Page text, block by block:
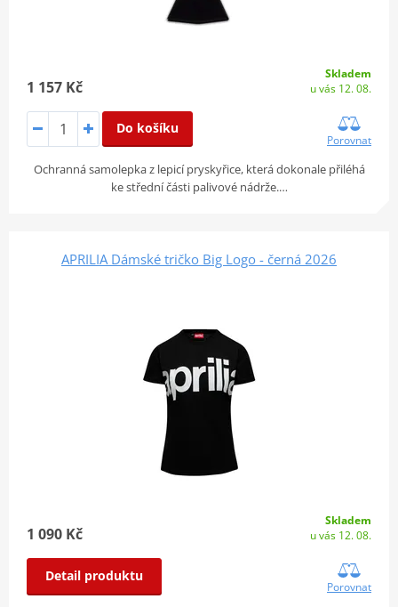
1 157 Kč
Skladem
u vás 12. 08.
Do košíku
Porovnat
Ochranná samolepka z lepicí pryskyřice, která dokonale přiléhá
ke střední části palivové nádrže.…
APRILIA Dámské tričko Big Logo - černá 2026
1 090 Kč
Skladem
u vás 12. 08.
Detail produktu
Porovnat